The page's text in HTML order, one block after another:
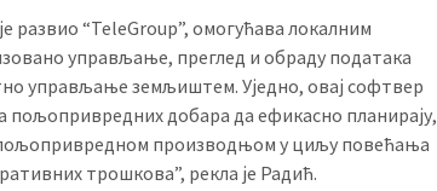
развио “TeleGroup”, омогућава локалним
управљање, преглед и обраду података
управљање земљиштем. Уједно, овај софтвер
пољопривредних добара да ефикасно планирају,
пољопривредном производњом у циљу повећања
трошкова”, рекла је Радић.